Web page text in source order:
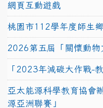
網頁互動遊戲
桃園市112學年度師生
2026第五屆「關懷動物
「2023年減碳大作戰-
亞太能源科學教育協會
源亞洲聯賽」